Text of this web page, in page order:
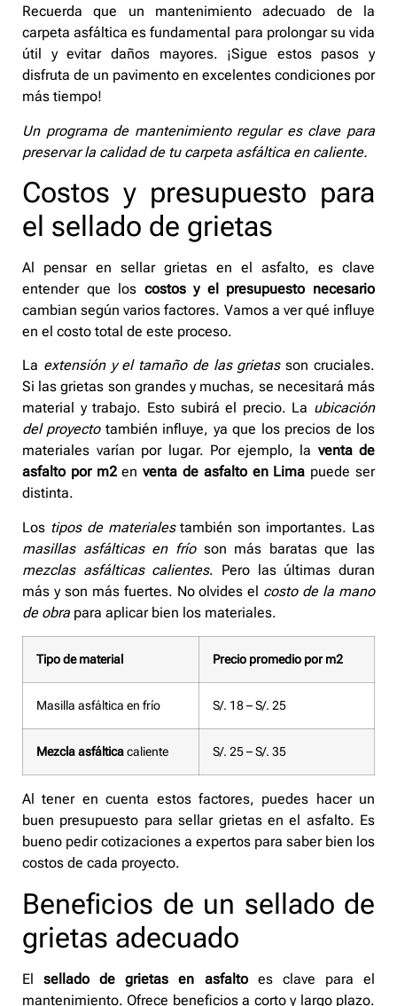
Recuerda que un mantenimiento adecuado de la
carpeta asfáltica es fundamental para prolongar su vida
útil y evitar daños mayores. ¡Sigue estos pasos y
disfruta de un pavimento en excelentes condiciones por
más tiempo!
Un programa de mantenimiento regular es clave para
preservar la calidad de tu carpeta asfáltica en caliente.
Costos y presupuesto para
el sellado de grietas
Al pensar en sellar grietas en el asfalto, es clave
entender que los costos y el presupuesto necesario
cambian según varios factores. Vamos a ver qué influye
en el costo total de este proceso.
La extensión y el tamaño de las grietasson cruciales.
Si las grietas son grandes y muchas, se necesitará más
material y trabajo. Esto subirá el precio. La ubicación
del proyectotambién influye, ya que los precios de los
materiales varían por lugar. Por ejemplo, la venta de
asfalto por m2enventa de asfalto en Lima puede ser
distinta.
Los tipos de materialestambién son importantes. Las
masillas asfálticas en fríoson más baratas que las
mezclas asfálticas calientes. Pero las últimas duran
más y son más fuertes. No olvides el costo de la mano
de obra para aplicar bien los materiales.
Tipo de material Precio promedio por m2
Masilla asfáltica en frío S/. 18 – S/. 25
Mezcla asfálticacaliente S/. 25 – S/. 35
Al tener en cuenta estos factores, puedes hacer un
buen presupuesto para sellar grietas en el asfalto. Es
bueno pedir cotizaciones a expertos para saber bien los
costos de cada proyecto.
Beneficios de un sellado de
grietas adecuado
Elsellado de grietas en asfaltoes clave para el
mantenimiento. Ofrece beneficios a corto y largo plazo.